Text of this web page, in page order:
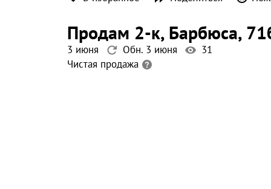
продам 2-к, Барбюса,
3 июня Обн. 3 июня
31
Чистая продажа